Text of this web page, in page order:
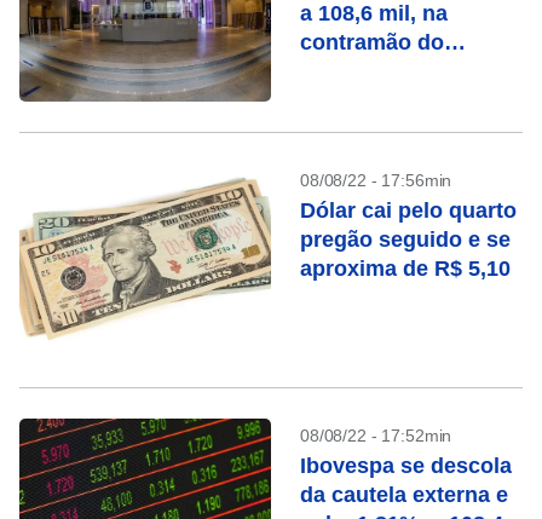
a 108,6 mil, na
contramão do
08/08/22 - 17:56min
Dólar cai pelo quarto
pregão seguido e se
aproxima de R$ 5,10
08/08/22 - 17:52min
Ibovespa se descola
da cautela externa e